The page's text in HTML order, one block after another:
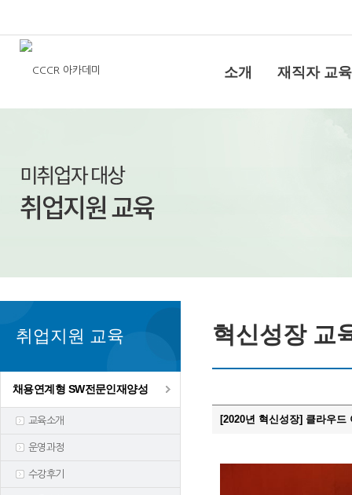
소개 재직자 교육
취업지원 교육
채용연계형 SW전문인재양성
교육소개
운영과정
수강후기
혁신성장 교
[2020년 혁신성장] 클라우드